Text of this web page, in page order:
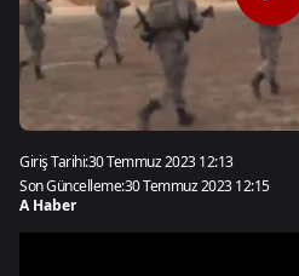
Giriş Tarihi:30 Temmuz 2023 12:13
Son Güncelleme:30 Temmuz 2023 12:15
A Haber